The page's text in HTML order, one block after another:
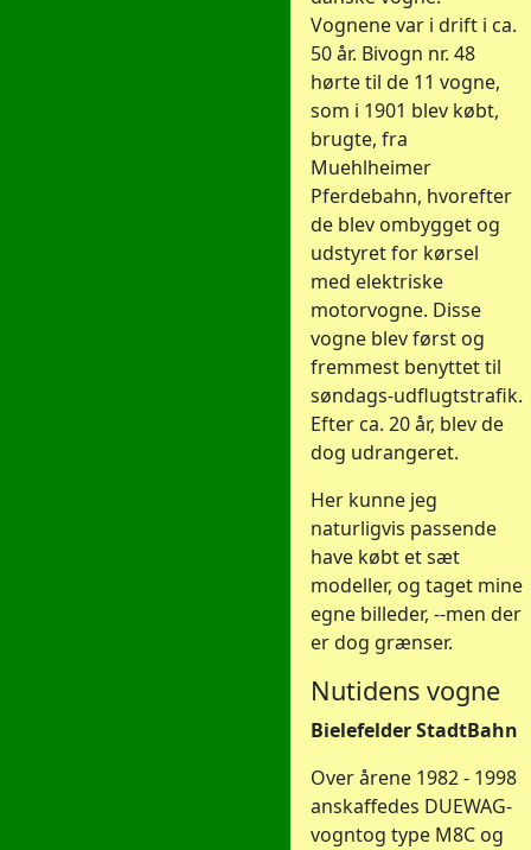
Vognene var i drift i ca.
50 år. Bivogn nr. 48
hørte til de 11 vogne,
som i 1901 blev købt,
brugte, fra
Muehlheimer
Pferdebahn, hvorefter
de blev ombygget og
udstyret for kørsel
med elektriske
motorvogne. Disse
vogne blev først og
fremmest benyttet til
søndags-udflugtstrafik.
Efter ca. 20 år, blev de
dog udrangeret.
Her kunne jeg
naturligvis passende
have købt et sæt
modeller, og taget mine
egne billeder, --men der
er dog grænser.
Nutidens vogne
Bielefelder StadtBahn
Over årene 1982 - 1998
anskaffedes DUEWAG-
vogntog type M8C og